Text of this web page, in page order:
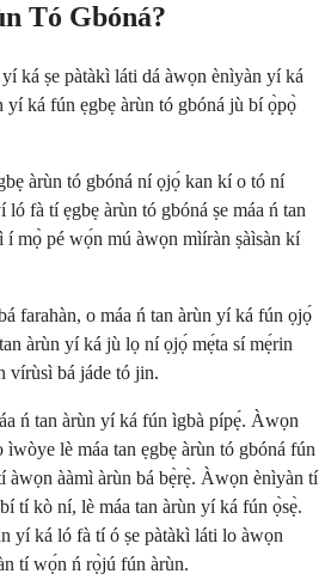
Tó Gbóná?
ká ṣe pàtàkì láti dá àwọn ènìyàn yí ká
ká fún ẹgbẹ àrùn tó gbóná jù bí ọ̀pọ̀
àrùn tó gbóná ní ọjọ́ kan kí o tó ní
fà tí ẹgbẹ àrùn tó gbóná ṣe máa ń tan
í mọ̀ pé wọ́n mú àwọn mìíràn ṣàìsàn kí
farahàn, o máa ń tan àrùn yí ká fún ọjọ́
àrùn yí ká jù lọ ní ọjọ́ mẹ́ta sí mẹ́rin
vírùsì bá jáde tó jin.
ń tan àrùn yí ká fún ìgbà pípẹ́. Àwọn
lè máa tan ẹgbẹ àrùn tó gbóná fún
àwọn ààmì àrùn bá bẹ̀rẹ̀. Àwọn ènìyàn tí
tí kò ní, lè máa tan àrùn yí ká fún ọ̀sẹ̀.
yí ká ló fà tí ó ṣe pàtàkì láti lo àwọn
tí wọ́n ń rọ̀jú fún àrùn.